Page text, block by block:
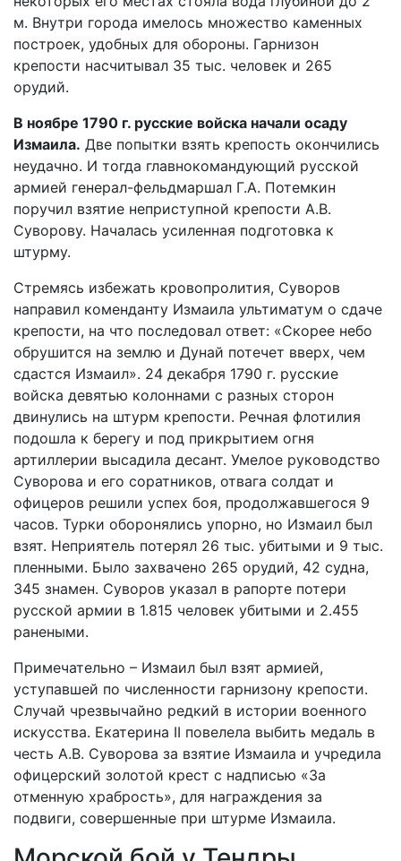
м. Внутри города имелось множество каменных
построек, удобных для обороны. Гарнизон
крепости насчитывал 35 тыс. человек и 265
орудий.
В ноябре 1790 г. русские войска начали осаду
Измаила. Две попытки взять крепость окончились
неудачно. И тогда главнокомандующий русской
армией генерал-фельдмаршал Г.А. Потемкин
поручил взятие неприступной крепости А.В.
Суворову. Началась усиленная подготовка к
штурму.
Стремясь избежать кровопролития, Суворов
направил коменданту Измаила ультиматум о сдаче
крепости, на что последовал ответ: «Скорее небо
обрушится на землю и Дунай потечет вверх, чем
сдастся Измаил». 24 декабря 1790 г. русские
войска девятью колоннами с разных сторон
двинулись на штурм крепости. Речная флотилия
подошла к берегу и под прикрытием огня
артиллерии высадила десант. Умелое руководство
Суворова и его соратников, отвага солдат и
офицеров решили успех боя, продолжавшегося 9
часов. Турки оборонялись упорно, но Измаил был
взят. Неприятель потерял 26 тыс. убитыми и 9 тыс.
пленными. Было захвачено 265 орудий, 42 судна,
345 знамен. Суворов указал в рапорте потери
русской армии в 1.815 человек убитыми и 2.455
ранеными.
Примечательно – Измаил был взят армией,
уступавшей по численности гарнизону крепости.
Случай чрезвычайно редкий в истории военного
искусства. Екатерина II повелела выбить медаль в
честь А.В. Суворова за взятие Измаила и учредила
офицерский золотой крест с надписью «За
отменную храбрость», для награждения за
подвиги, совершенные при штурме Измаила.